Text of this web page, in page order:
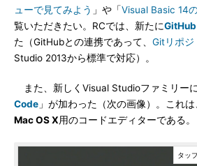
ューで見てみよう 」や「Visual Basic 14
覧いただきたい。RCでは、新たに
た（GitHubとの連携であって、 Gitリポジ
Studio 2013から標準で対応）。
また、新しくVisual Studioファミリー
Code 」が加わった（次の画像）。これ
Mac OS X用のコードエディターである。